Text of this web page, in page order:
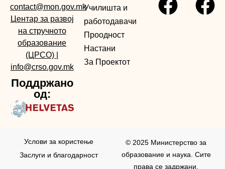
contact@mon.gov.mk
Центар за развој
на стручното
образование
(ЦРСО)
info@crso.gov.mk
Поддржано
од:
Училишта и
работодавачи
Проодност
Настани
За Проектот
© 2025 Министерство за
образование и наука. Сите
права се задржани.
Услови за користењe
Заслуги и благодарност